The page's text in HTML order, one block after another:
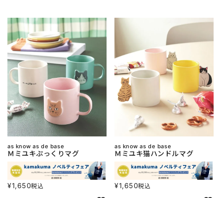
as know as de base
Ｍミユキぷっくりマグ
¥1,650税込
as know as de base
Ｍミユキ猫ハンドルマグ
¥1,650税込